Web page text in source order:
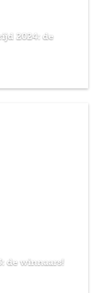
2024: de
de winnaars!